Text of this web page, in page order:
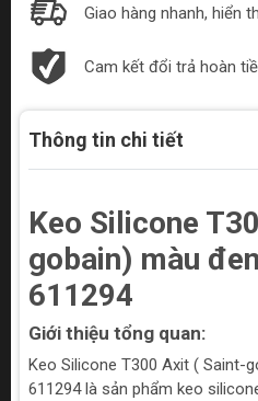
Giao hàng nhanh, hiển
Cam kết đổi trả hoàn
Thông tin chi tiết
Keo Silicone
gobain) màu
611294
Giới thiệu tổng quan:
Keo Silicone T300 Axit ( Saint-
611294 là sản phẩm keo